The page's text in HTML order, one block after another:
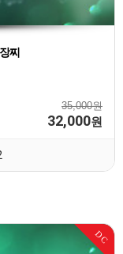
찌
35,000원
32,000원
DC